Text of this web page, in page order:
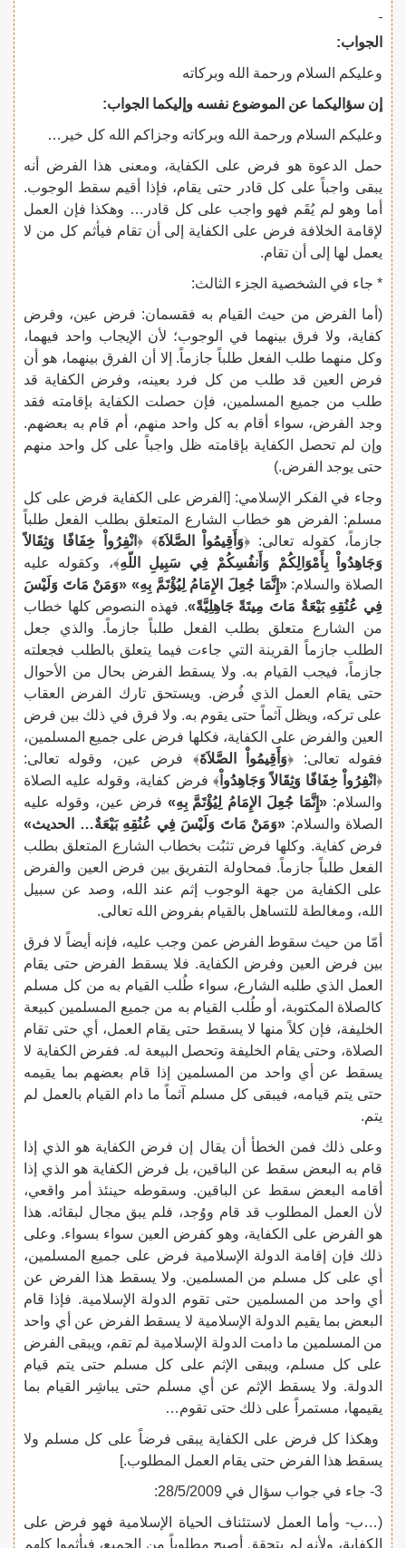
الجواب:
وعليكم السلام ورحمة الله وبركاته
إن سؤاليكما عن الموضوع نفسه وإليكما الجواب:
وعليكم السلام ورحمة الله وبركاته وجزاكم الله كل خير…
حمل الدعوة هو فرض على الكفاية، ومعنى هذا الفرض أنه
يبقى واجباً على كل قادر حتى يقام، فإذا أقيم سقط الوجوب.
أما وهو لم يُقَم فهو واجب على كل قادر… وهكذا فإن العمل
لإقامة الخلافة فرض على الكفاية إلى أن تقام فيأثم كل من لا
يعمل لها إلى أن تقام.
* جاء في الشخصية الجزء الثالث:
(أما الفرض من حيث القيام به فقسمان: فرض عين، وفرض
كفاية، ولا فرق بينهما في الوجوب؛ لأن الإيجاب واحد فيهما،
وكل منهما طلب الفعل طلباً جازماً. إلا أن الفرق بينهما، هو أن
فرض العين قد طلب من كل فرد بعينه، وفرض الكفاية قد
طلب من جميع المسلمين، فإن حصلت الكفاية بإقامته فقد
وجد الفرض، سواء أقام به كل واحد منهم، أم قام به بعضهم.
وإن لم تحصل الكفاية بإقامته ظل واجباً على كل واحد منهم
حتى يوجد الفرض.)
وجاء في الفكر الإسلامي: [الفرض على الكفاية فرض على كل
مسلم: الفرض هو خطاب الشارع المتعلق بطلب الفعل طلباً
جازماً، كقوله تعالى: ﴿وَأَقِيمُواْ الصَّلاَةَ﴾ ﴿انْفِرُواْ خِفَافًا وَثِقَالاً
وَجَاهِدُواْ بِأَمْوَالِكُمْ وَأَنفُسِكُمْ فِي سَبِيلِ اللّهِ﴾، وكقوله عليه
الصلاة والسلام:«إِنَّمَا جُعِلَ الإِمَامُ لِيُؤْتَمَّ بِهِ» «وَمَنْ مَاتَ وَلَيْسَ
فِي عُنُقِهِ بَيْعَةٌ مَاتَ مِيتَةً جَاهِلِيَّةً». فهذه النصوص كلها خطاب
من الشارع متعلق بطلب الفعل طلباً جازماً. والذي جعل
الطلب جازماً القرينة التي جاءت فيما يتعلق بالطلب فجعلته
جازماً، فيجب القيام به. ولا يسقط الفرض بحال من الأحوال
حتى يقام العمل الذي فُرض. ويستحق تارك الفرض العقاب
على تركه، ويظل آثماً حتى يقوم به. ولا فرق في ذلك بين فرض
العين والفرض على الكفاية، فكلها فرض على جميع المسلمين،
فقوله تعالى: ﴿وَأَقِيمُواْ الصَّلاَةَ﴾ فرض عين، وقوله تعالى:
﴿انْفِرُواْ خِفَافًا وَثِقَالاً وَجَاهِدُواْ﴾ فرض كفاية، وقوله عليه الصلاة
والسلام: «إِنَّمَا جُعِلَ الإِمَامُ لِيُؤْتَمَّ بِهِ» فرض عين، وقوله عليه
الصلاة والسلام: «وَمَنْ مَاتَ وَلَيْسَ فِي عُنُقِهِ بَيْعَةٌ… الحديث»
فرض كفاية. وكلها فرض تثبُت بخطاب الشارع المتعلق بطلب
الفعل طلباً جازماً. فمحاولة التفريق بين فرض العين والفرض
على الكفاية من جهة الوجوب إثم عند الله، وصد عن سبيل
الله، ومغالطة للتساهل بالقيام بفروض الله تعالى.
أمّا من حيث سقوط الفرض عمن وجب عليه، فإنه أيضاً لا فرق
بين فرض العين وفرض الكفاية. فلا يسقط الفرض حتى يقام
العمل الذي طلبه الشارع، سواء طُلب القيام به من كل مسلم
كالصلاة المكتوبة، أو طُلب القيام به من جميع المسلمين كبيعة
الخليفة، فإن كلاً منها لا يسقط حتى يقام العمل، أي حتى تقام
الصلاة، وحتى يقام الخليفة وتحصل البيعة له. ففرض الكفاية لا
يسقط عن أي واحد من المسلمين إذا قام بعضهم بما يقيمه
حتى يتم قيامه، فيبقى كل مسلم آثماً ما دام القيام بالعمل لم
يتم.
وعلى ذلك فمن الخطأ أن يقال إن فرض الكفاية هو الذي إذا
قام به البعض سقط عن الباقين، بل فرض الكفاية هو الذي إذا
أقامه البعض سقط عن الباقين. وسقوطه حينئذ أمر واقعي،
لأن العمل المطلوب قد قام ووُجد، فلم يبق مجال لبقائه. هذا
هو الفرض على الكفاية، وهو كفرض العين سواء بسواء. وعلى
ذلك فإن إقامة الدولة الإسلامية فرض على جميع المسلمين،
أي على كل مسلم من المسلمين. ولا يسقط هذا الفرض عن
أي واحد من المسلمين حتى تقوم الدولة الإسلامية. فإذا قام
البعض بما يقيم الدولة الإسلامية لا يسقط الفرض عن أي واحد
من المسلمين ما دامت الدولة الإسلامية لم تقم، ويبقى الفرض
على كل مسلم، ويبقى الإثم على كل مسلم حتى يتم قيام
الدولة. ولا يسقط الإثم عن أي مسلم حتى يباشِر القيام بما
يقيمها، مستمراً على ذلك حتى تقوم…
وهكذا كل فرض على الكفاية يبقى فرضاً على كل مسلم ولا
يسقط هذا الفرض حتى يقام العمل المطلوب.]
3- جاء في جواب سؤال في 28/5/2009:
(…ب- وأما العمل لاستئناف الحياة الإسلامية فهو فرض على
الكفاية، ولأنه لم يتحقق أصبح مطلوباً من الجميع، فيأثموا كلهم